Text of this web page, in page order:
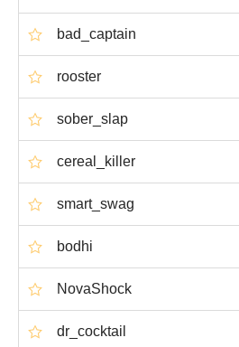
bad_captain
rooster
sober_slap
cereal_killer
smart_swag
bodhi
NovaShock
dr_cocktail